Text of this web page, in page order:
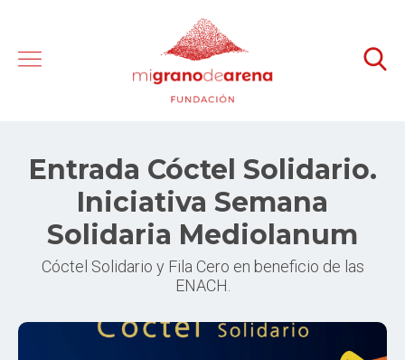
Entrada Cóctel Solidario.
Iniciativa Semana
Solidaria Mediolanum
Cóctel Solidario y Fila Cero en beneficio de las
ENACH.